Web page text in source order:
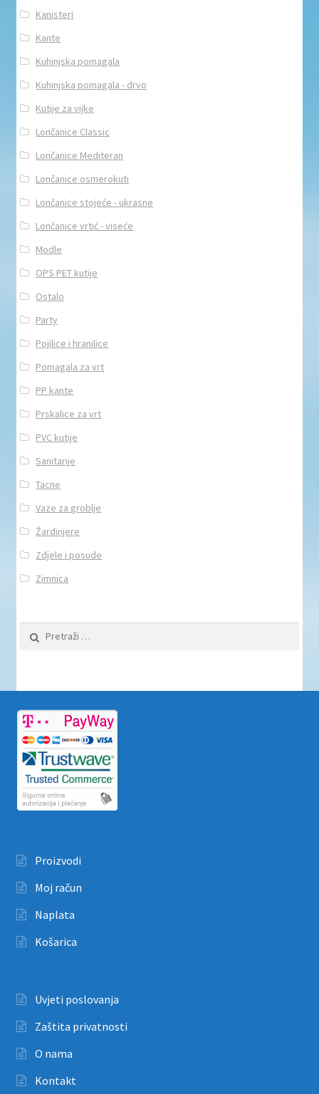
Kanisteri
Kante
Kuhinjska pomagala
Kuhinjska pomagala - drvo
Kutije za vijke
Lončanice Classic
Lončanice Mediteran
Lončanice osmerokuti
Lončanice stojeće - ukrasne
Lončanice vrtić - viseće
Modle
OPS PET kutije
Ostalo
Party
Pojilice i hranilice
Pomagala za vrt
PP kante
Prskalice za vrt
PVC kutije
Sanitarije
Tacne
Vaze za groblje
Žardinjere
Zdjele i posude
Zimnica
Pretraži:
Proizvodi
Moj račun
Naplata
Košarica
Uvjeti poslovanja
Zaštita privatnosti
O nama
Kontakt